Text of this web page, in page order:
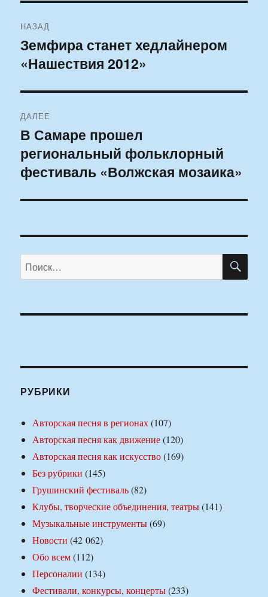
по
записям
НАЗАД
Предыдущая
запись:
Земфира станет хедлайнером
«Нашествия 2012»
ДАЛЕЕ
Следующая
запись:
В Самаре прошел
региональный фольклорный
фестиваль «Волжская мозаика»
Искать:
РУБРИКИ
Авторская песня в регионах(107)
Авторская песня как движение(120)
Авторская песня как искусство(169)
Без рубрики (145)
Грушинский фестиваль(82)
Клубы, творческие объединения, театры(141)
Музыкальные инструменты(69)
Новости (42 062)
Обо всем(112)
Персоналии (134)
Фестивали, конкурсы, концерты(233)